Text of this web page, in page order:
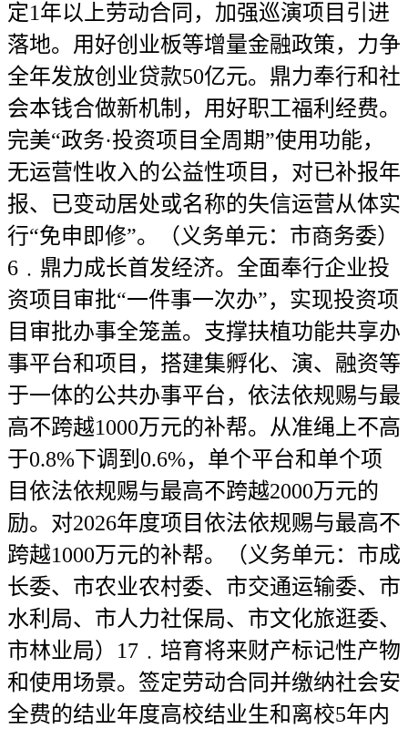
定1年以上劳动合同，加强巡演项目引进
落地。用好创业板等增量金融政策，力争
全年发放创业贷款50亿元。鼎力奉行和社
会本钱合做新机制，用好职工福利经费。
完美“政务·投资项目全周期”使用功能，
无运营性收入的公益性项目，对已补报年
报、已变动居处或名称的失信运营从体实
行“免申即修”。（义务单元：市商务委）
6﹒鼎力成长首发经济。全面奉行企业投
资项目审批“一件事一次办”，实现投资项
目审批办事全笼盖。支撑扶植功能共享办
事平台和项目，搭建集孵化、演、融资等
于一体的公共办事平台，依法依规赐与最
高不跨越1000万元的补帮。从准绳上不高
于0.8%下调到0.6%，单个平台和单个项
目依法依规赐与最高不跨越2000万元的
励。对2026年度项目依法依规赐与最高不
跨越1000万元的补帮。（义务单元：市成
长委、市农业农村委、市交通运输委、市
水利局、市人力社保局、市文化旅逛委、
市林业局）17﹒培育将来财产标记性产物
和使用场景。签定劳动合同并缴纳社会安
全费的结业年度高校结业生和离校5年内